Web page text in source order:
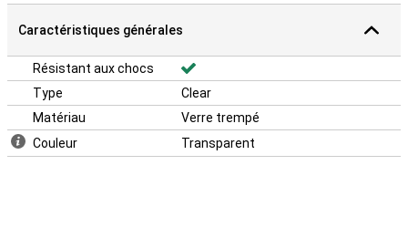
Caractéristiques générales
Résistant aux chocs
Type
Clear
Matériau
Verre trempé
Couleur
Transparent